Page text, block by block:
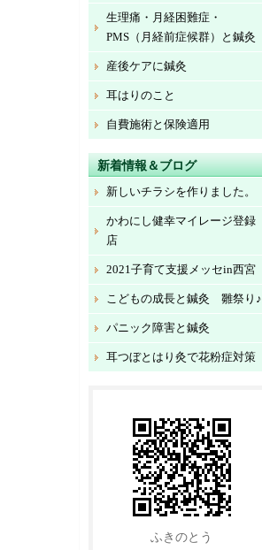
生理痛・月経困難症・
PMS（月経前症候群）と鍼灸
産後ケアに鍼灸
耳はりのこと
自費施術と保険適用
新着情報＆ブログ
新しいチラシを作りました。
かわにし健幸マイレージ登録
店
2021子育て支援メッセin西宮
こどもの成長と鍼灸 雛祭り♪
パニック障害と鍼灸
耳つぼとはり灸で花粉症対策
ふきのとう